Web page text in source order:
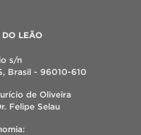
DO LEÃO
s/n
Brasil - 96010-610
de Oliveira
Felipe Selau